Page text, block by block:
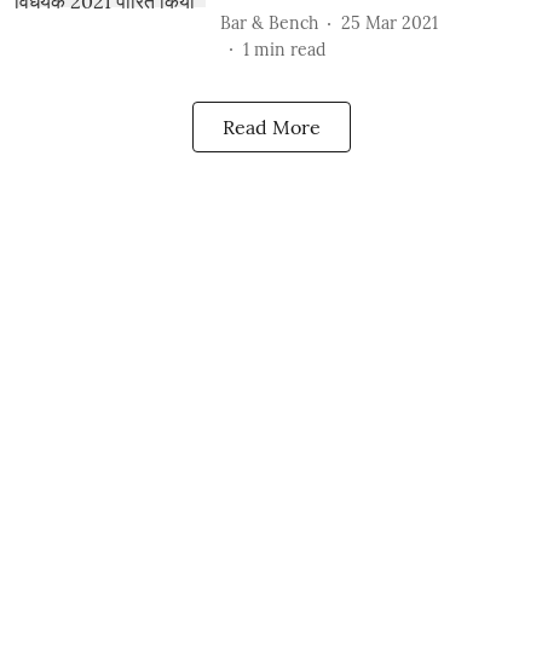
Bar & Bench
25 Mar 2021
1 min read
Read More